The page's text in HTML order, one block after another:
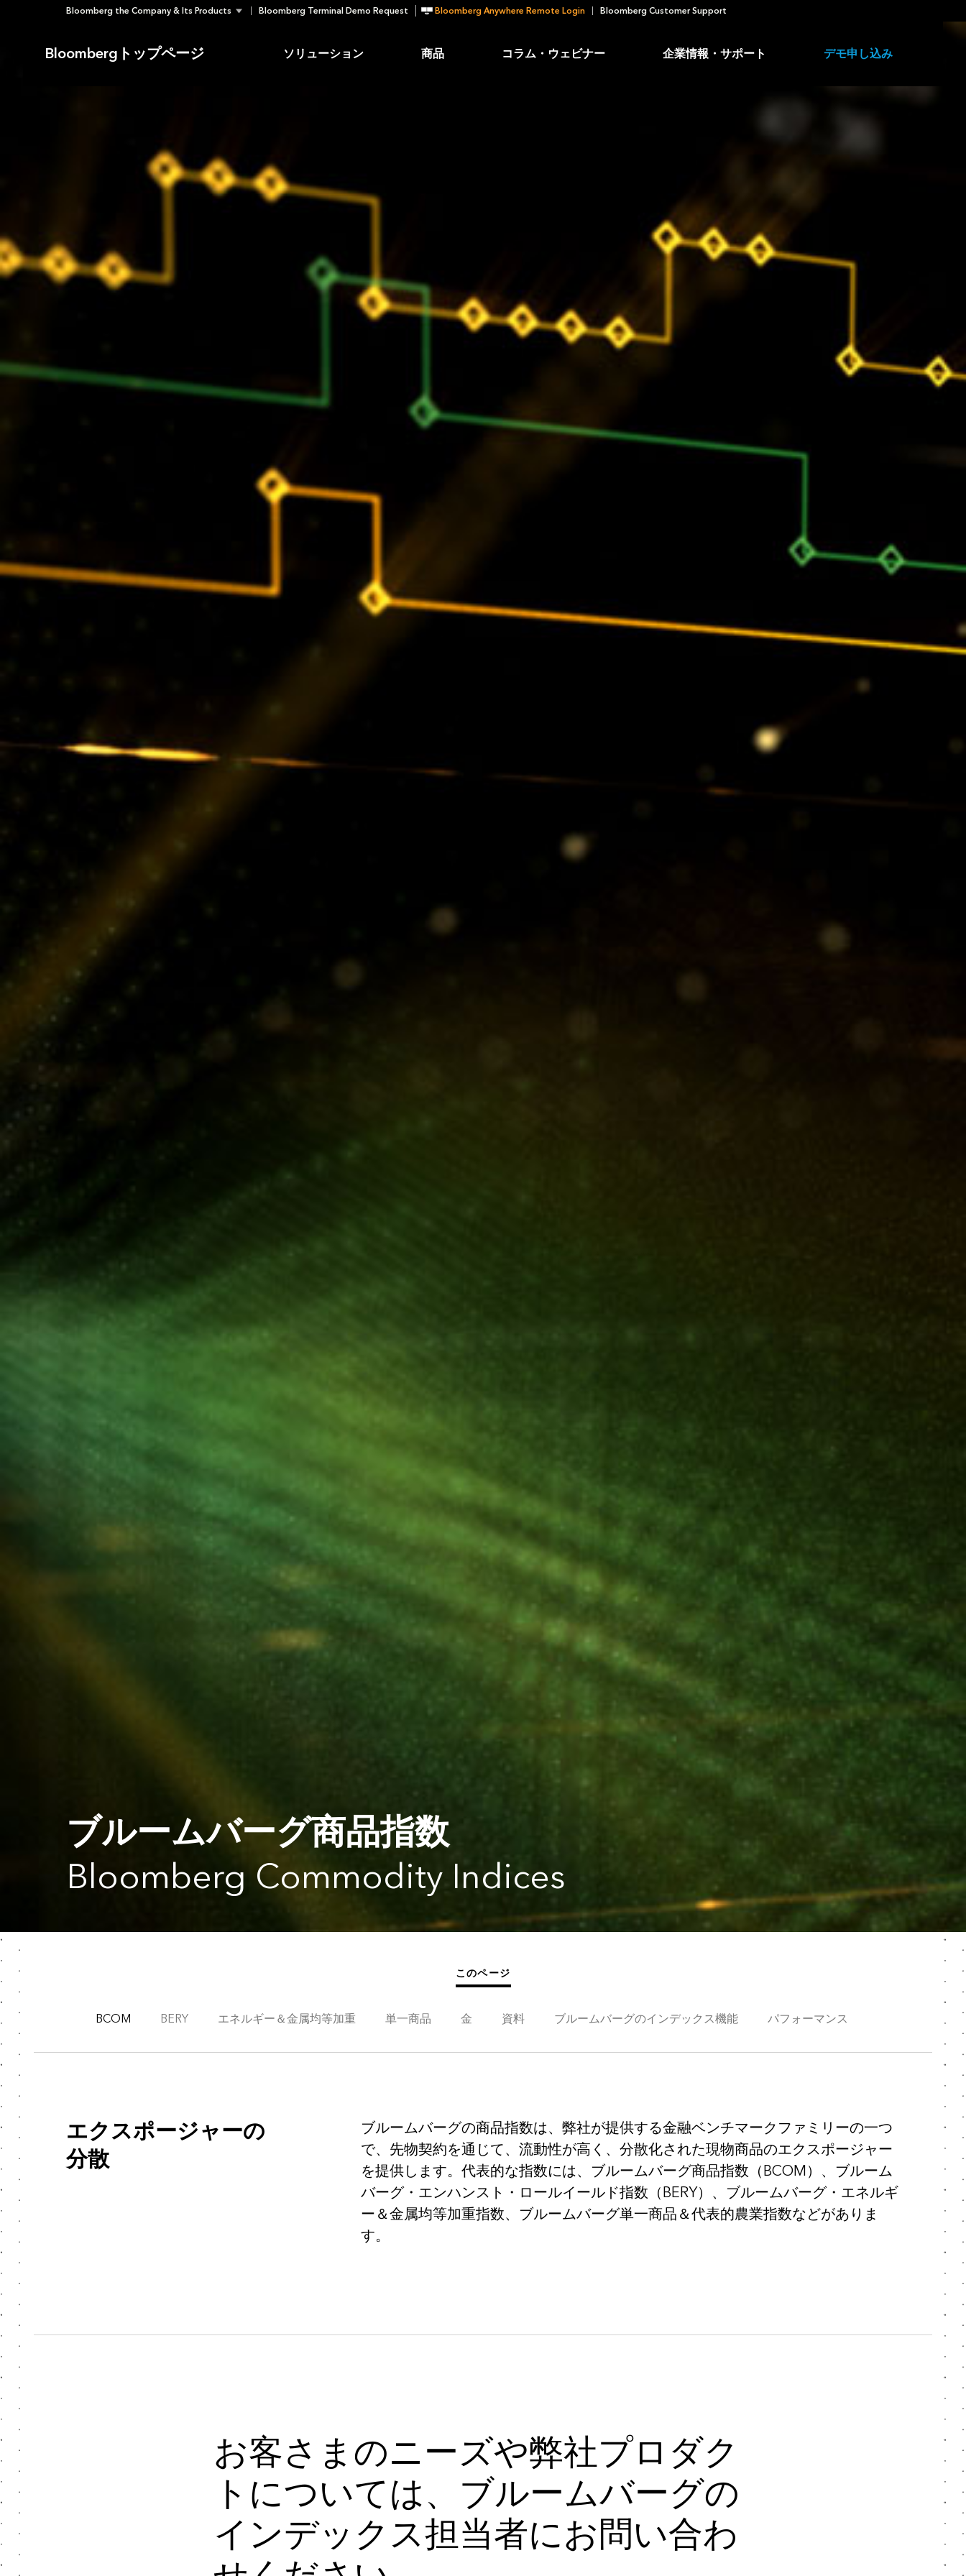
Bloomberg the Company & Its Products Bloomberg Terminal Demo Request Bloomberg Anywhere Remote Login Bloomberg Customer Support
Bloombergトップページ ソリューション 商品 コラム・ウェビナー 企業情報・サポート デモ申し込み
ブルームバーグ商品指数
Bloomberg Commodity Indices
このページ
BCOM BERY エネルギー＆金属均等加重 単一商品 金 資料 ブルームバーグのインデックス機能 パフォーマンス
エクスポージャーの
分散
ブルームバーグの商品指数は、弊社が提供する金融ベンチマークファミリーの一つ
で、先物契約を通じて、流動性が高く、分散化された現物商品のエクスポージャー
を提供します。代表的な指数には、ブルームバーグ商品指数（BCOM）、ブルーム
バーグ・エンハンスト・ロールイールド指数（BERY）、ブルームバーグ・エネルギ
ー＆金属均等加重指数、ブルームバーグ単一商品＆代表的農業指数などがありま
す。
お客さまのニーズや弊社プロダク
トについては、ブルームバーグの
インデックス担当者にお問い合わ